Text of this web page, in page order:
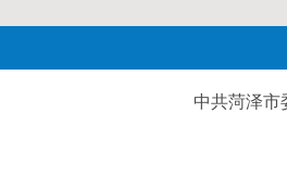
中共菏泽市